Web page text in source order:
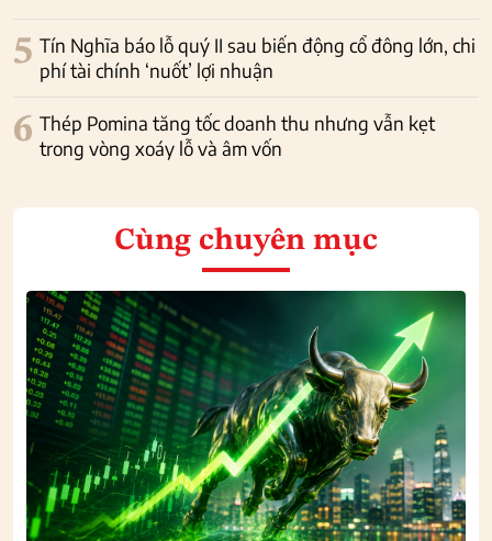
5 Tín Nghĩa báo lỗ quý II sau biến động cổ đông lớn, chi
phí tài chính ‘nuốt’ lợi nhuận
6 Thép Pomina tăng tốc doanh thu nhưng vẫn kẹt
trong vòng xoáy lỗ và âm vốn
Cùng chuyên mục